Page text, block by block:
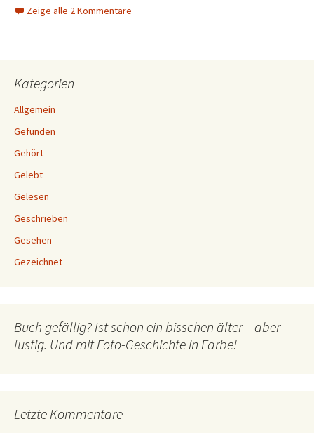
Zeige alle 2 Kommentare
Kategorien
Allgemein
Gefunden
Gehört
Gelebt
Gelesen
Geschrieben
Gesehen
Gezeichnet
Buch gefällig? Ist schon ein bisschen älter – aber
lustig. Und mit Foto-Geschichte in Farbe!
Letzte Kommentare